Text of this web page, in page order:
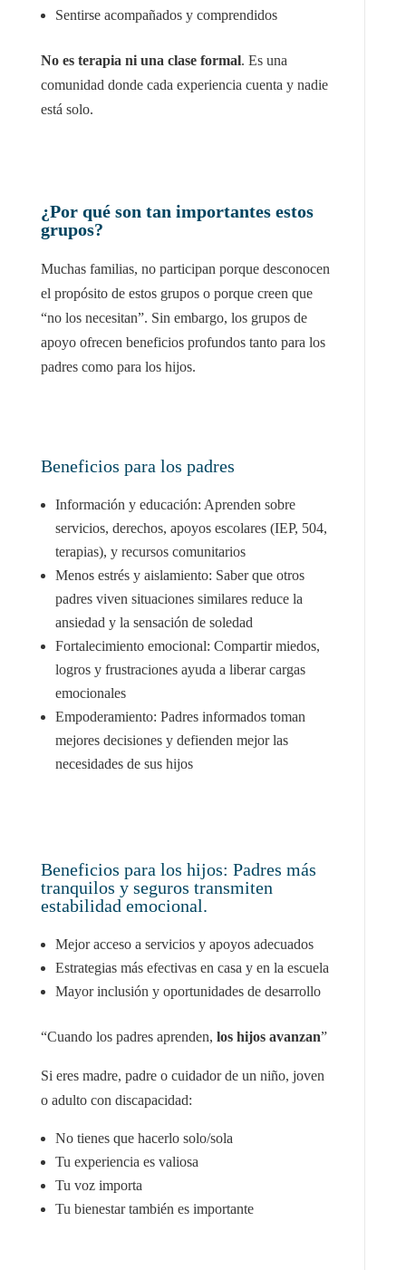
Sentirse acompañados y comprendidos
No es terapia ni una clase formal. Es una
comunidad donde cada experiencia cuenta y nadie
está solo.
¿Por qué son tan importantes estos
grupos?
Muchas familias, no participan porque desconocen
el propósito de estos grupos o porque creen que
“no los necesitan”. Sin embargo, los grupos de
apoyo ofrecen beneficios profundos tanto para los
padres como para los hijos.
Beneficios para los padres
Información y educación: Aprenden sobre
servicios, derechos, apoyos escolares (IEP, 504,
terapias), y recursos comunitarios
Menos estrés y aislamiento: Saber que otros
padres viven situaciones similares reduce la
ansiedad y la sensación de soledad
Fortalecimiento emocional: Compartir miedos,
logros y frustraciones ayuda a liberar cargas
emocionales
Empoderamiento: Padres informados toman
mejores decisiones y defienden mejor las
necesidades de sus hijos
Beneficios para los hijos: Padres más
tranquilos y seguros transmiten
estabilidad emocional.
Mejor acceso a servicios y apoyos adecuados
Estrategias más efectivas en casa y en la escuela
Mayor inclusión y oportunidades de desarrollo
“Cuando los padres aprenden, los hijos avanzan”
Si eres madre, padre o cuidador de un niño, joven
o adulto con discapacidad:
No tienes que hacerlo solo/sola
Tu experiencia es valiosa
Tu voz importa
Tu bienestar también es importante